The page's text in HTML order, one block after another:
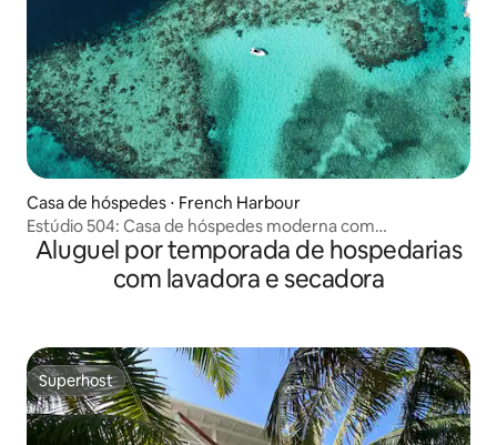
Casa de hóspedes ⋅ French Harbour
Estúdio 504: Casa de hóspedes moderna com
acessibilidade
Aluguel por temporada de hospedarias
com lavadora e secadora
Superhost
Superhost